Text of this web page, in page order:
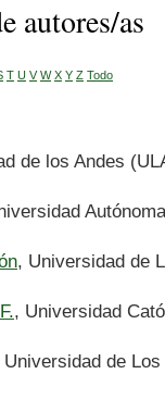
autores/as
T U V W X Y Z Todo
de los Andes
, Universidad de
, Universidad
Universidad de